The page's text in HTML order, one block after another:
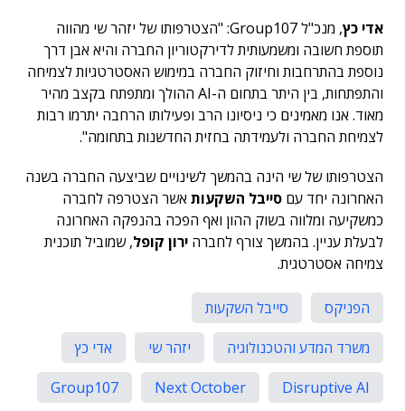
אדי כץ
, מנכ"ל Group107: "הצטרפותו של יזהר שי מהווה
תוספת חשובה ומשמעותית לדירקטוריון החברה והיא אבן דרך
נוספת בהתרחבות וחיזוק החברה במימוש האסטרטגיות לצמיחה
והתפתחות, בין היתר בתחום ה-AI ההולך ומתפתח בקצב מהיר
מאוד. אנו מאמינים כי ניסיונו הרב ופעילותו הרחבה יתרמו רבות
לצמיחת החברה ולעמידתה בחזית החדשנות בתחומה".
הצטרפותו שלשי הינה בהמשך לשינויים שביצעה החברה בשנה
האחרונה יחד עם סייבל השקעות אשר הצטרפה לחברה
כמשקיעה ומלווה בשוק ההון ואף הפכה בהנפקה האחרונה
לבעלת עניין. בהמשך צורף לחברה ירון קופל, שמוביל תוכנית
צמיחה אסטרטגית.
הפניקס
סייבל השקעות
משרד המדע והטכנולוגיה
יזהר שי
אדי כץ
Disruptive AI
Next October
Group107